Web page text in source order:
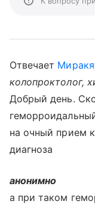
Отвечает
колопроктолог,
Добрый день.
на очный прием
диагноза
анонимно
а при таком